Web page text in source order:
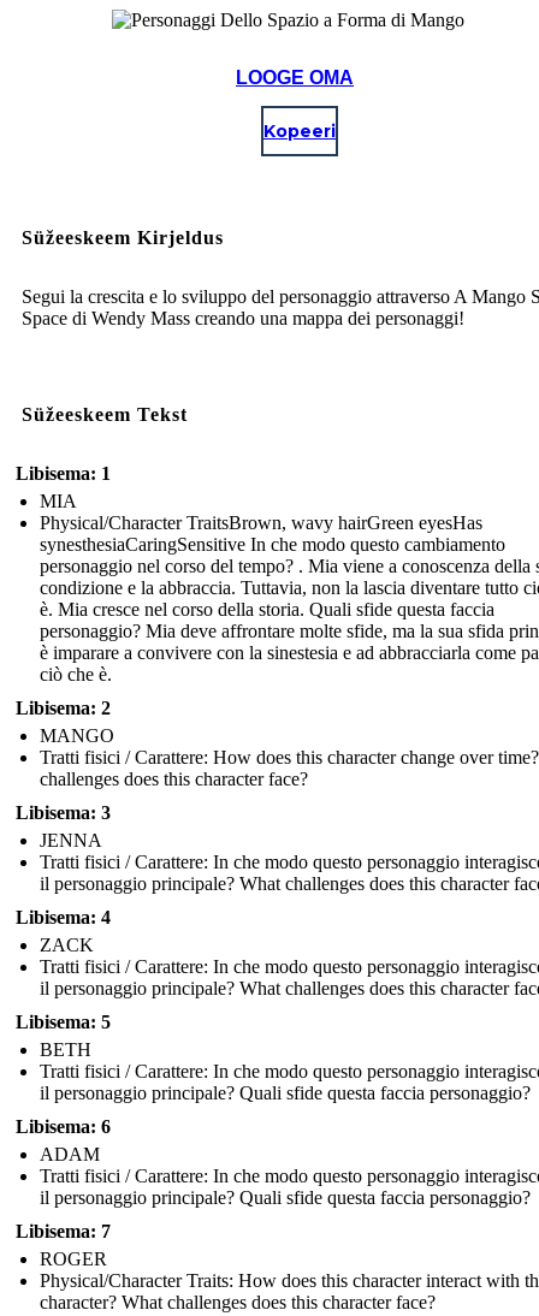
LOOGE OMA
Kopeeri
Süžeeskeem Kirjeldus
Segui la crescita e lo sviluppo del personaggio attraverso A Mango
Space di Wendy Mass creando una mappa dei personaggi!
Süžeeskeem Tekst
Libisema: 1
MIA
Physical/Character TraitsBrown, wavy hairGreen eyesHas
synesthesiaCaringSensitive In che modo questo cambiamento
personaggio nel corso del tempo? . Mia viene a conoscenza della
condizione e la abbraccia. Tuttavia, non la lascia diventare tutto
è. Mia cresce nel corso della storia. Quali sfide questa faccia
personaggio? Mia deve affrontare molte sfide, ma la sua sfida
è imparare a convivere con la sinestesia e ad abbracciarla come
ciò che è.
Libisema: 2
MANGO
Tratti fisici / Carattere: How does this character change over
challenges does this character face?
Libisema: 3
JENNA
Tratti fisici / Carattere: In che modo questo personaggio
il personaggio principale? What challenges does this character
Libisema: 4
ZACK
Tratti fisici / Carattere: In che modo questo personaggio
il personaggio principale? What challenges does this character
Libisema: 5
BETH
Tratti fisici / Carattere: In che modo questo personaggio
il personaggio principale? Quali sfide questa faccia personaggio?
Libisema: 6
ADAM
Tratti fisici / Carattere: In che modo questo personaggio
il personaggio principale? Quali sfide questa faccia personaggio?
Libisema: 7
ROGER
Physical/Character Traits: How does this character interact with
character? What challenges does this character face?